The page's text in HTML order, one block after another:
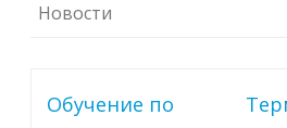
Новости
Навигация
Обучение по